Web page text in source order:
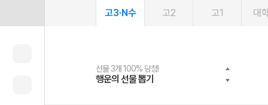
고3·N수 고2 고1 대
선물 3개 100% 당첨!
행운의 선물 뽑기
선물 100% 증정!
메가스터디 X 올리브
여름방학 스터디 캐시백
메가런 썸머스쿨
2027 러셀 단과
강사 공개선발
스마트러닝앱
설문 EVENT
메가패스
3일 무료 체험권
메가패스 수강생 무료혜택!
메가클럽 멤버십
사회공헌 캠페인
희망이룸 메가나눔